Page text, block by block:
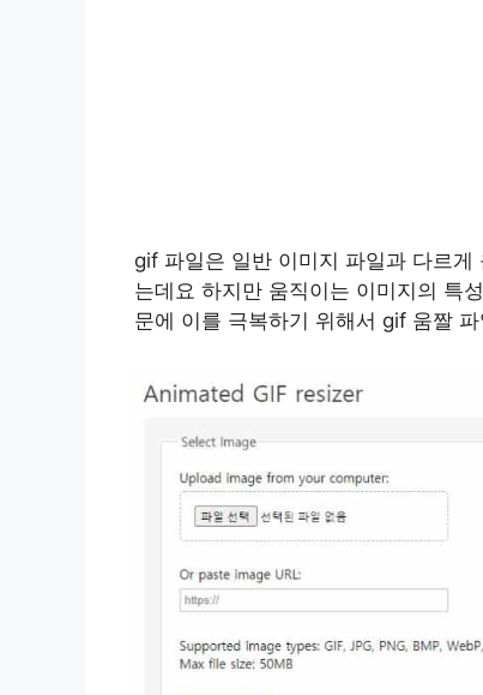
gif 파일은 일반 이미지 파일과 다르
는데요 하지만 움직이는 이미지의 특
문에 이를 극복하기 위해서 gif 움짤